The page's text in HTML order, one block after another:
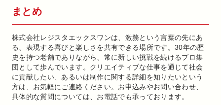
まとめ
株式会社レジスタエックスワンは、激務という言葉の先にあ
る、表現する喜びと楽しさを共有できる場所です。30年の歴
史を持つ老舗でありながら、常に新しい挑戦を続けるプロ集
団として歩んでいます。クリエイティブな仕事を通じて社会
に貢献したい、あるいは制作に関する詳細を知りたいという
方は、お気軽にご連絡ください。お申込みやお問い合わせ、
具体的な質問については、お電話でも承っております。